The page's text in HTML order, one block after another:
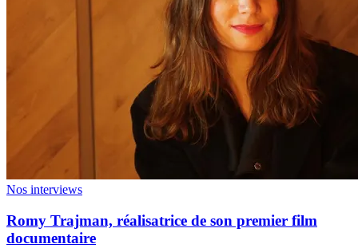
Nos interviews
Romy Trajman, réalisatrice de son premier film
documentaire